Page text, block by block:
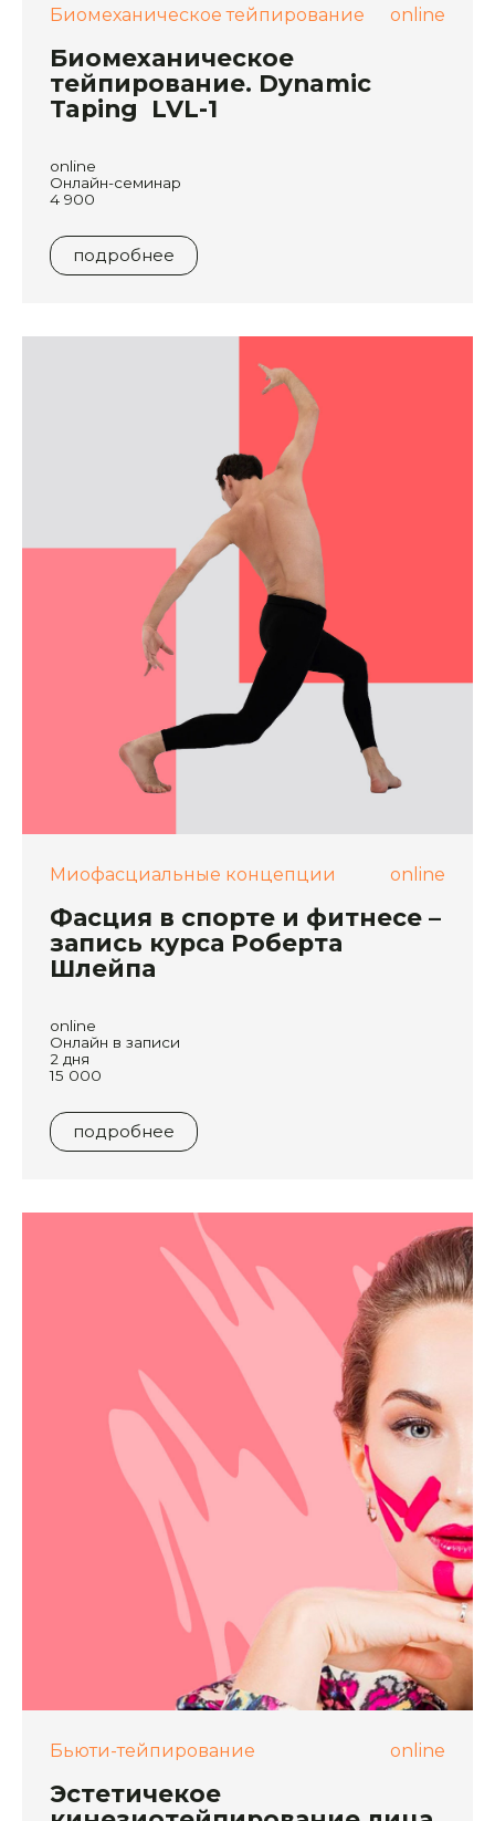
Биомеханическое тейпирование online
Биомеханическое
тейпирование. Dynamic
Taping LVL-1
online
Онлайн-семинар
4 900
подробнее
Миофасциальные концепции online
Фасция в спорте и фитнесе –
запись курса Роберта
Шлейпа
online
Онлайн в записи
2 дня
15 000
подробнее
Бьюти-тейпирование online
Эстетичекое